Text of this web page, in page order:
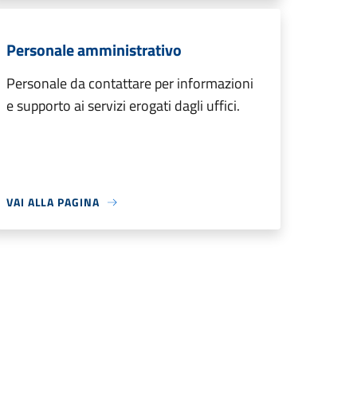
Personale amministrativo
Personale da contattare per informazioni
e supporto ai servizi erogati dagli uffici.
VAI ALLA PAGINA